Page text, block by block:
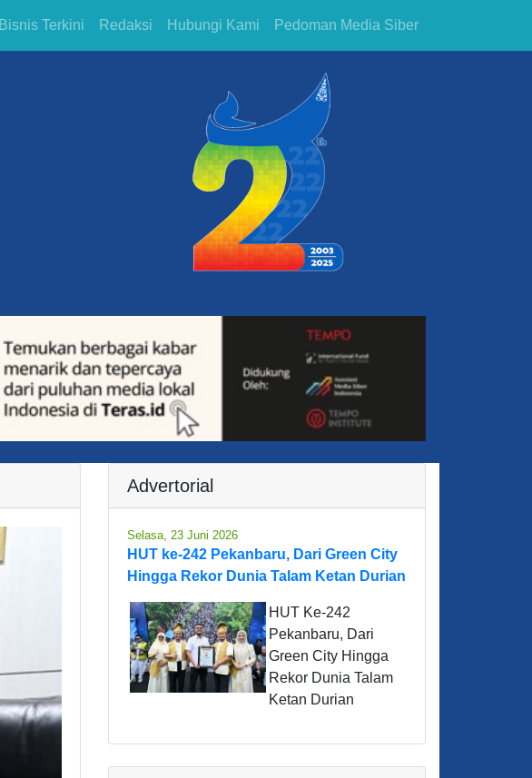
Bisnis Terkini Redaksi Hubungi Kami Pedoman Media Siber
Advertorial
Selasa, 23 Juni 2026
HUT ke-242 Pekanbaru, Dari Green City
Hingga Rekor Dunia Talam Ketan Durian
HUT Ke-242
Pekanbaru, Dari
Green City Hingga
Rekor Dunia Talam
Ketan Durian